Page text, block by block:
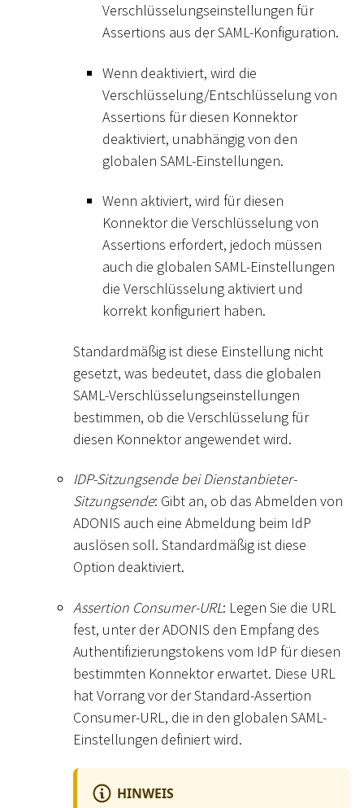
Verschlüsselungseinstellungen für
Assertions aus der SAML-Konfiguration.
Wenn deaktiviert, wird die
Verschlüsselung/Entschlüsselung von
Assertions für diesen Konnektor
deaktiviert, unabhängig von den
globalen SAML-Einstellungen.
Wenn aktiviert, wird für diesen
Konnektor die Verschlüsselung von
Assertions erfordert, jedoch müssen
auch die globalen SAML-Einstellungen
die Verschlüsselung aktiviert und
korrekt konfiguriert haben.
Standardmäßig ist diese Einstellung nicht
gesetzt, was bedeutet, dass die globalen
SAML-Verschlüsselungseinstellungen
bestimmen, ob die Verschlüsselung für
diesen Konnektor angewendet wird.
IDP-Sitzungsende bei Dienstanbieter-
Sitzungsende: Gibt an, ob das Abmelden von
ADONIS auch eine Abmeldung beim IdP
auslösen soll. Standardmäßig ist diese
Option deaktiviert.
Assertion Consumer-URL: Legen Sie die URL
fest, unter der ADONIS den Empfang des
Authentifizierungstokens vom IdP für diesen
bestimmten Konnektor erwartet. Diese URL
hat Vorrang vor der Standard-Assertion
Consumer-URL, die in den globalen SAML-
Einstellungen definiert wird.
HINWEIS